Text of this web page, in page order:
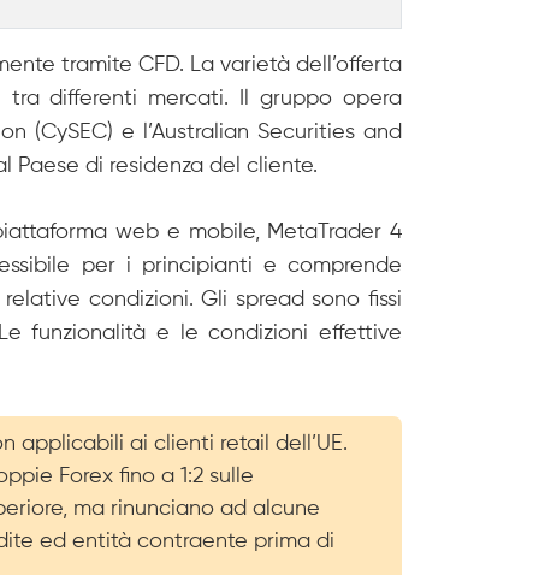
tramite CFD. La varietà dell’offerta
differenti mercati. Il gruppo opera
(CySEC) e l’Australian Securities and
Paese di residenza del cliente.
web e mobile, MetaTrader 4
per i principianti e comprende
condizioni. Gli spread sono fissi
funzionalità e le condizioni effettive
applicabili ai clienti retail dell’UE.
Forex fino a 1:2 sulle
ma rinunciano ad alcune
ed entità contraente prima di